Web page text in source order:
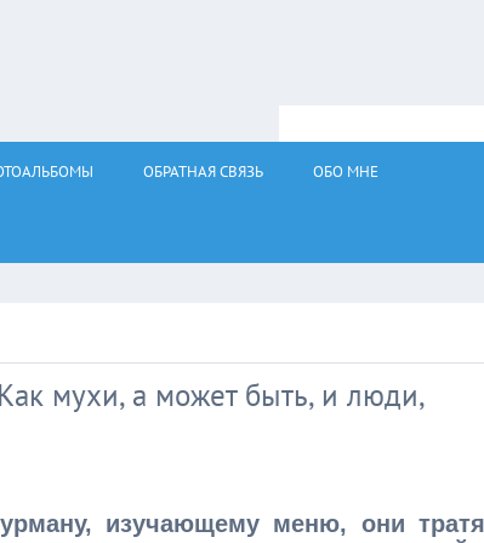
ОБРАТНАЯ СВЯЗЬ ОБО МНЕ
мухи, а может быть, и люди,
изучающему меню, они